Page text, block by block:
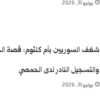
يوليو 31, 2026
شغف السوريين بأم كلثوم: قصة
والتسجيل النادر لدى الحمصي
يوليو 31, 2026